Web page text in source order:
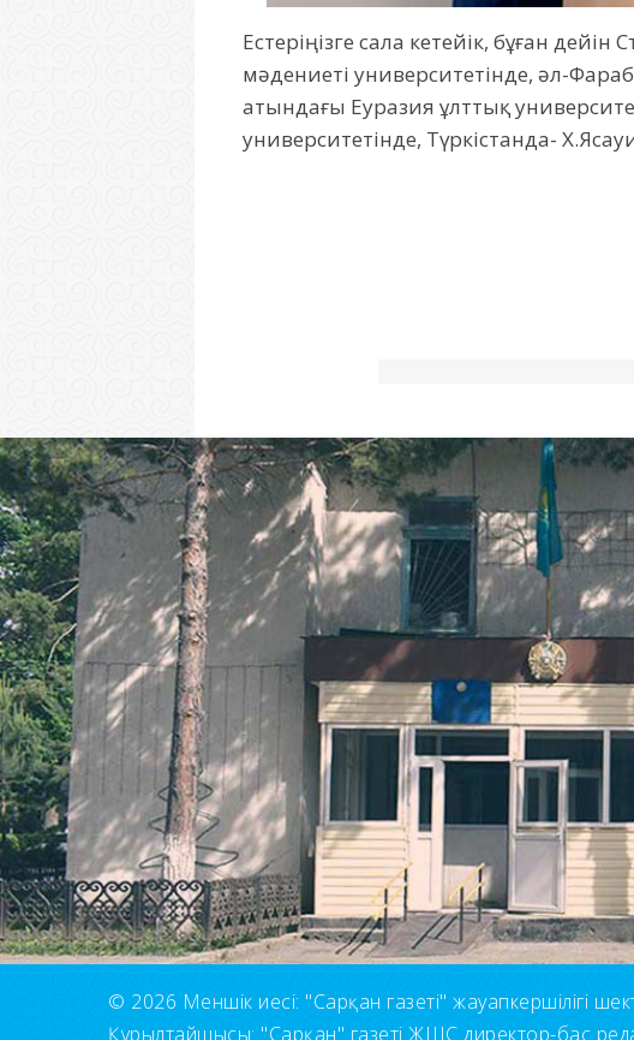
Естеріңізге сала кетейік, бұған
мәдениеті университетінде, әл-
атындағы Еуразия ұлттық
университетінде, Түркістанда-
© 2026 Меншік иесі: "Сарқан газеті" жауапкершілігі
Құрылтайшысы: "Сарқан" газеті ЖШС директор-бас